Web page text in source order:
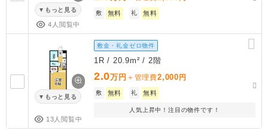
もっと見る
4人閲覧中
敷 無料 礼 無料
もっと見る
13人閲覧中
敷金・礼金ゼロ物件
1R / 20.9m² / 2階
2.0万円 ＋管理費2,000 円
敷 無料 礼 無料
人気上昇中！注目の物件です！